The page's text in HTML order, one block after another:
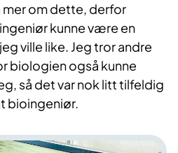
om dette, derfor
kunne være en
ville like. Jeg tror andre
biologien også kunne
så det var nok litt tilfeldig
bioingeniør.